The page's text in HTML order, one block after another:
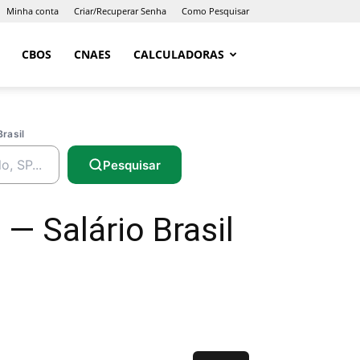
Minha conta Criar/Recuperar Senha Como Pesquisar
CBOS CNAES CALCULADORAS
Pesquisar
Salário Brasil